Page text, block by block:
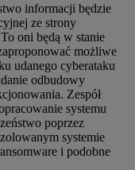
informacji będzie
ze strony
oni będą w stanie
możliwe
udanego cyberataku
odbudowy
Zespół
systemu
poprzez
systemie
i podobne